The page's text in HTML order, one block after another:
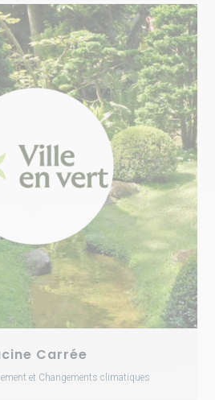
Carrée
et Changements climatiques